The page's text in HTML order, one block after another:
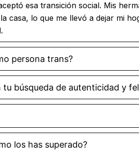
esa transición social. Mis
casa, lo que me llevó a dejar mi
persona trans?
búsqueda de autenticidad y
los has superado?